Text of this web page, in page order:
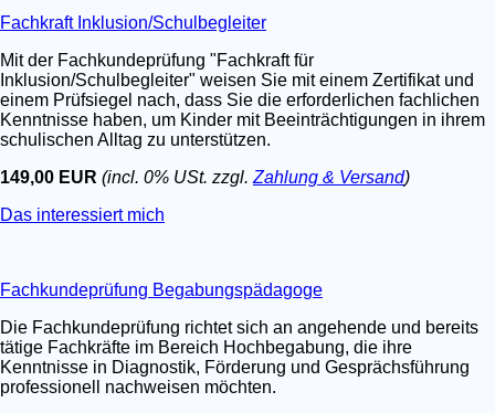
Fachkraft Inklusion/Schulbegleiter
Mit der Fachkundeprüfung "Fachkraft für
Inklusion/Schulbegleiter" weisen Sie mit einem Zertifikat und
einem Prüfsiegel nach, dass Sie die erforderlichen fachlichen
Kenntnisse haben, um Kinder mit Beeinträchtigungen in ihrem
schulischen Alltag zu unterstützen.
149,00 EUR (incl. 0% USt. zzgl. Zahlung & Versand)
Das interessiert mich
Fachkundeprüfung Begabungspädagoge
Die Fachkundeprüfung richtet sich an angehende und bereits
tätige Fachkräfte im Bereich Hochbegabung, die ihre
Kenntnisse in Diagnostik, Förderung und Gesprächsführung
professionell nachweisen möchten.